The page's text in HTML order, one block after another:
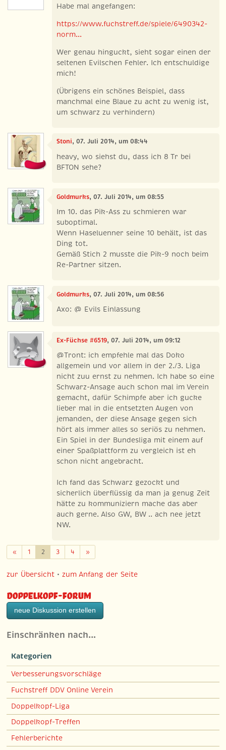
Habe mal angefangen:
https://www.fuchstreff.de/spiele/6490342-
norm...
Wer genau hinguckt, sieht sogar einen der
seltenen Evilschen Fehler. Ich entschuldige
mich!
(Übrigens ein schönes Beispiel, dass
manchmal eine Blaue zu acht zu wenig ist,
um schwarz zu verhindern)
Stoni, 07. Juli 2014, um 08:44
heavy, wo siehst du, dass ich 8 Tr bei
BFTON sehe?
Goldmurks, 07. Juli 2014, um 08:55
Im 10. das Pik-Ass zu schmieren war
suboptimal.
Wenn Haseluenner seine 10 behält, ist das
Ding tot.
Gemäß Stich 2 musste die Pik-9 noch beim
Re-Partner sitzen.
Goldmurks, 07. Juli 2014, um 08:56
Axo: @ Evils Einlassung
Ex-Füchse #6519, 07. Juli 2014, um 09:12
@Tront: ich empfehle mal das Doko
allgemein und vor allem in der 2./3. Liga
nicht zuu ernst zu nehmen. Ich habe so eine
Schwarz-Ansage auch schon mal im Verein
gemacht, dafür Schimpfe aber ich gucke
lieber mal in die entsetzten Augen von
jemanden, der diese Ansage gegen sich
hört als immer alles so seriös zu nehmen.
Ein Spiel in der Bundesliga mit einem auf
einer Spaßplattform zu vergleich ist eh
schon nicht angebracht.
Ich fand das Schwarz gezockt und
sicherlich überflüssig da man ja genug Zeit
hätte zu kommuniziern mache das aber
auch gerne. Also GW, BW .. ach nee jetzt
NW.
«Zurück
1 2 3 4 »Weiter
zur Übersicht •zum Anfang der Seite
Doppelkopf-Forum
neue Diskussion erstellen
Einschränken nach…
Kategorien
Verbesserungsvorschläge
Fuchstreff DDV Online Verein
Doppelkopf-Liga
Doppelkopf-Treffen
Fehlerberichte